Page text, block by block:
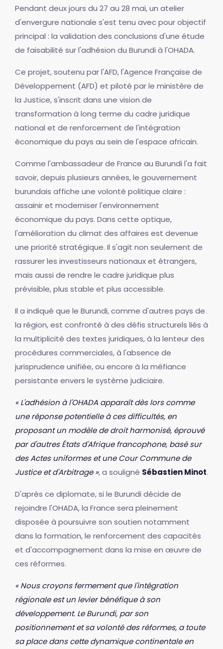
Pendant deux jours du 27 au 28 mai, un atelier
d'envergure nationale s'est tenu avec pour objectif
principal : la validation des conclusions d'une étude
de faisabilité sur l'adhésion du Burundi à l'OHADA.
Ce projet, soutenu par l'AFD, l'Agence Française de
Développement (AFD) et piloté par le ministère de
la Justice, s'inscrit dans une vision de
transformation à long terme du cadre juridique
national et de renforcement de l'intégration
économique du pays au sein de l'espace africain.
Comme l'ambassadeur de France au Burundi l'a fait
savoir, depuis plusieurs années, le gouvernement
burundais affiche une volonté politique claire :
assainir et moderniser l'environnement
économique du pays. Dans cette optique,
l'amélioration du climat des affaires est devenue
une priorité stratégique. Il s'agit non seulement de
rassurer les investisseurs nationaux et étrangers,
mais aussi de rendre le cadre juridique plus
prévisible, plus stable et plus accessible.
Il a indiqué que le Burundi, comme d'autres pays de
la région, est confronté à des défis structurels liés à
la multiplicité des textes juridiques, à la lenteur des
procédures commerciales, à l'absence de
jurisprudence unifiée, ou encore à la méfiance
persistante envers le système judiciaire.
« L'adhésion à l'OHADA apparaît dès lors comme
une réponse potentielle à ces difficultés, en
proposant un modèle de droit harmonisé, éprouvé
par d'autres États d'Afrique francophone, basé sur
des Actes uniformes et une Cour Commune de
Justice et d'Arbitrage », a souligné Sébastien Minot.
D'après ce diplomate, si le Burundi décide de
rejoindre l'OHADA, la France sera pleinement
disposée à poursuivre son soutien notamment
dans la formation, le renforcement des capacités
et d'accompagnement dans la mise en œuvre de
ces réformes.
« Nous croyons fermement que l'intégration
régionale est un levier bénéfique à son
développement. Le Burundi, par son
positionnement et sa volonté des réformes, a toute
sa place dans cette dynamique continentale en